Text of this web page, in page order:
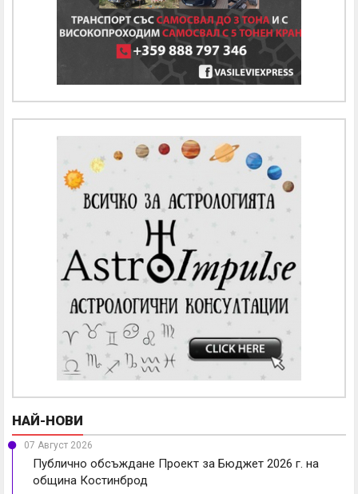
НАЙ-НОВИ
07 Август 2026
Публично обсъждане Проект за Бюджет 2026 г. на
община Костинброд